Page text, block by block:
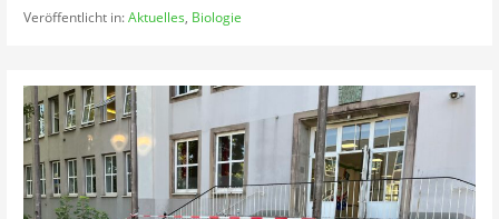
Veröffentlicht in:Aktuelles, Biologie